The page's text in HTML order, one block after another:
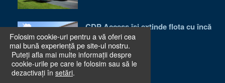
CDP Access își extinde flota cu încă
50 de utilaje…
24 iunie 2026
Folosim cookie-uri pentru a vă oferi cea
mai bună experiență pe site-ul nostru.
Puteți afla mai multe informații despre
cookie-urile pe care le folosim sau să le
dezactivați în setări.